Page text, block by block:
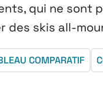
qui ne sont
des skis all-
COMPARATIF